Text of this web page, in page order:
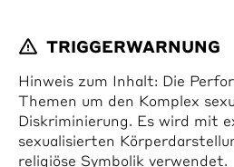
TRIGGERWARNUNG
Hinweis zum Inhalt: Die
Themen um den Komplex
Diskriminierung. Es wird mit
sexualisierten
religiöse Symbolik verwendet.